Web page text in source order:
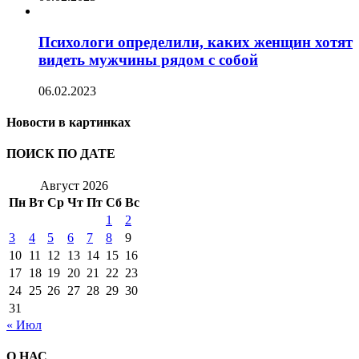
Психологи определили, каких женщин хотят
видеть мужчины рядом с собой
06.02.2023
Новости в картинках
ПОИСК ПО ДАТЕ
Август 2026
Пн Вт Ср Чт Пт Сб Вс
1
2
3
4 5 6 7 8
9
10 11 12 13 14 15 16
17 18 19 20 21 22 23
24 25 26 27 28 29 30
31
« Июл
О НАС